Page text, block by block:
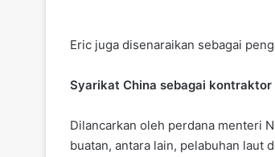
Eric juga disenaraikan sebagai
Syarikat China sebagai kontraktor
Dilancarkan oleh perdana menteri
buatan, antara lain, pelabuhan laut